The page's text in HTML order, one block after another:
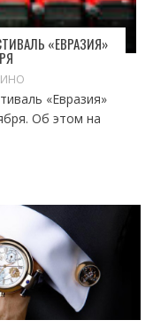
«ЕВРАЗИЯ»
«Евразия»
Об этом на